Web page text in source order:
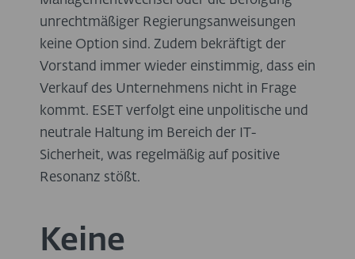
unrechtmäßiger Regierungsanweisungen
keine Option sind. Zudem bekräftigt der
Vorstand immer wieder einstimmig, dass ein
Verkauf des Unternehmens nicht in Frage
kommt. ESET verfolgt eine unpolitische und
neutrale Haltung im Bereich der IT-
Sicherheit, was regelmäßig auf positive
Resonanz stößt.
Keine